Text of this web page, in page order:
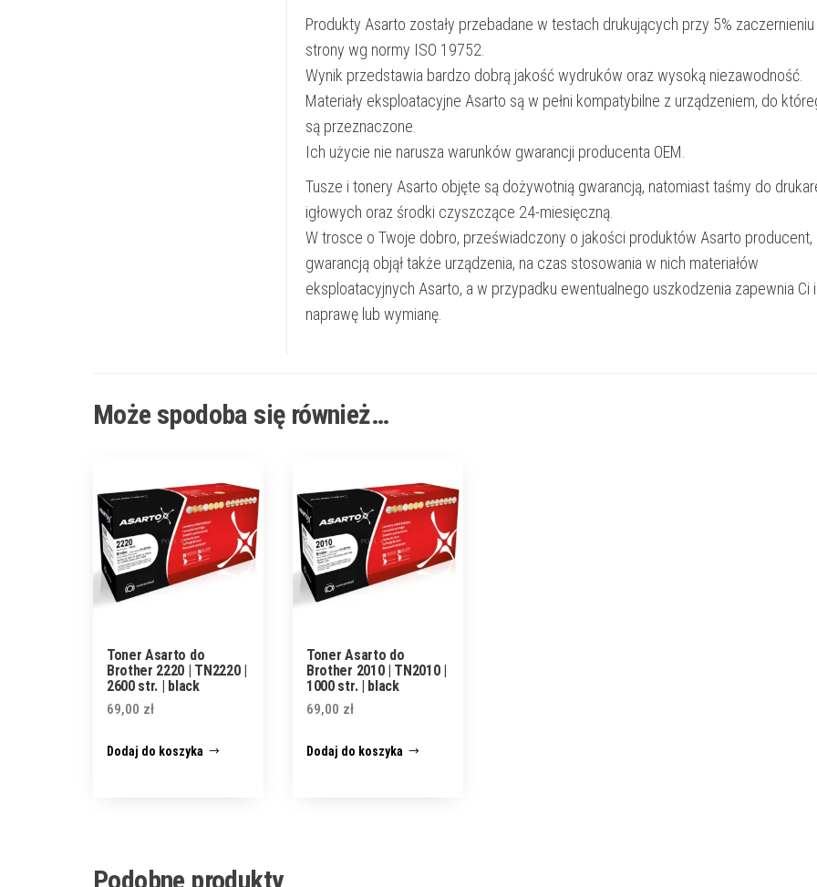
Produkty Asarto zostały przebadane w testach drukujących przy 5% zaczernieniu
strony wg normy ISO 19752.
Wynik przedstawia bardzo dobrą jakość wydruków oraz wysoką niezawodność.
Materiały eksploatacyjne Asarto są w pełni kompatybilne z urządzeniem, do
są przeznaczone.
Ich użycie nie narusza warunków gwarancji producenta OEM.
Tusze i tonery Asarto objęte są dożywotnią gwarancją, natomiast taśmy do
igłowych oraz środki czyszczące 24-miesięczną.
W trosce o Twoje dobro, przeświadczony o jakości produktów Asarto producent,
gwarancją objął także urządzenia, na czas stosowania w nich materiałów
eksploatacyjnych Asarto, a w przypadku ewentualnego uszkodzenia zapewnia Ci
naprawę lub wymianę.
Może spodoba się również…
Toner Asarto do
Brother 2220 | TN2220 |
2600 str. | black
69,00 zł
Dodaj do koszyka
Toner Asarto do
Brother 2010 | TN2010 |
1000 str. | black
69,00 zł
Dodaj do koszyka
Podobne produkty